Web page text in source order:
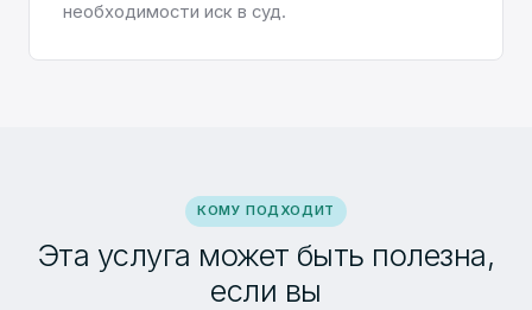
необходимости иск в суд.
КОМУ ПОДХОДИТ
Эта услуга может быть полезна,
если вы